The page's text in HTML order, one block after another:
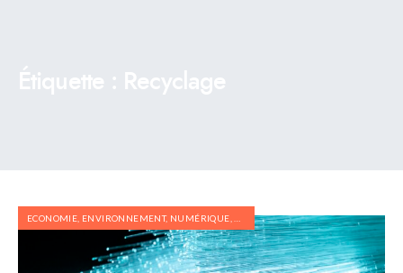
ECONOMIE ENVIRONNEMENT, NUMÉRIQUE RECYCLAGE